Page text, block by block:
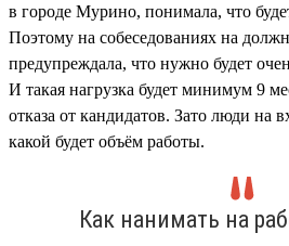
в городе Мурино, понимала, что
Поэтому на собеседованиях на
предупреждала, что нужно будет
И такая нагрузка будет минимум 9
отказа от кандидатов. Зато люди на
какой будет объём работы.
Как нанимать на